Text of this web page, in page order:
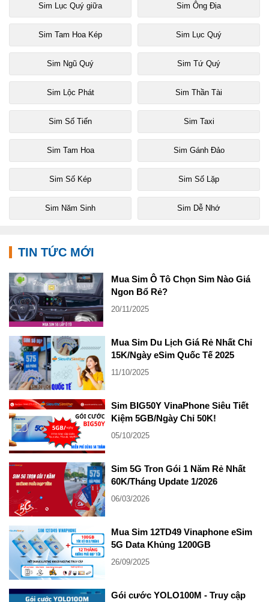
Sim Lục Quý giữa Sim Ông Địa
Sim Tam Hoa Kép Sim Lục Quý
Sim Ngũ Quý Sim Tứ Quý
Sim Lộc Phát Sim Thần Tài
Sim Số Tiến Sim Taxi
Sim Tam Hoa Sim Gánh Đảo
Sim Số Kép Sim Số Lặp
Sim Năm Sinh Sim Dễ Nhớ
TIN TỨC MỚI
Mua Sim Ô Tô Chọn Sim Nào Giá
Ngon Bổ Rẻ?
20/11/2025
Mua Sim Du Lịch Giá Rẻ Nhất Chỉ
15K/Ngày eSim Quốc Tế 2025
11/10/2025
Sim BIG50Y VinaPhone Siêu Tiết
Kiệm 5GB/Ngày Chỉ 50K!
05/10/2025
Sim 5G Tron Gói 1 Năm Rẻ Nhất
60K/Tháng Update 1/2026
06/03/2026
Mua Sim 12TD49 Vinaphone eSim
5G Data Khủng 1200GB
26/09/2025
Gói cước YOLO100M - Truy cập